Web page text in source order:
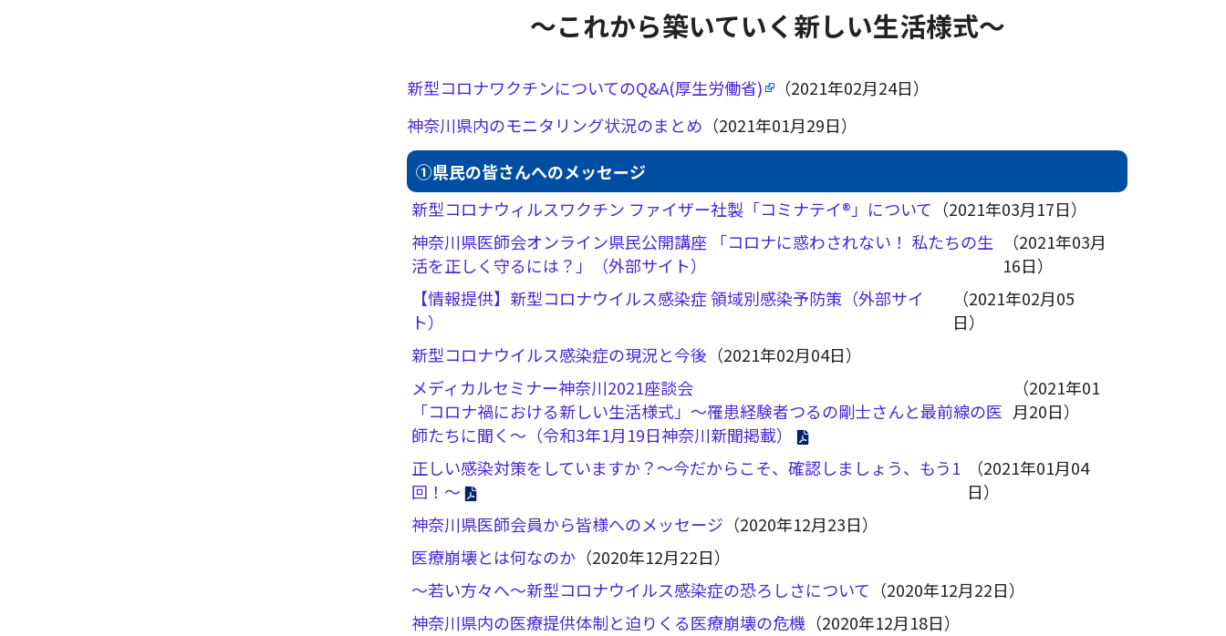
～これから築いていく新しい生活様式～
新型コロナワクチンについてのQ&A(厚生労働省)
（2021年02月24日）
神奈川県内のモニタリング状況のまとめ （2021年01月29日）
①県民の皆さんへのメッセージ
新型コロナウィルスワクチン ファイザー社製「コミナテイ®」について （2021年03月17日）
神奈川県医師会オンライン県民公開講座 「コロナに惑わされない！ 私たちの生
活を正しく守るには？」（外部サイト）
（2021年03月
16日）
【情報提供】新型コロナウイルス感染症 領域別感染予防策（外部サイ
ト）
（2021年02月05
日）
新型コロナウイルス感染症の現況と今後 （2021年02月04日）
メディカルセミナー神奈川2021座談会
「コロナ禍における新しい生活様式」～罹患経験者つるの剛士さんと最前線の医
師たちに聞く～（令和3年1月19日神奈川新聞掲載）
（2021年01
月20日）
正しい感染対策をしていますか？～今だからこそ、確認しましょう、もう1
回！～
（2021年01月04
日）
神奈川県医師会員から皆様へのメッセージ （2020年12月23日）
医療崩壊とは何なのか （2020年12月22日）
～若い方々へ～新型コロナウイルス感染症の恐ろしさについて （2020年12月22日）
神奈川県内の医療提供体制と迫りくる医療崩壊の危機 （2020年12月18日）